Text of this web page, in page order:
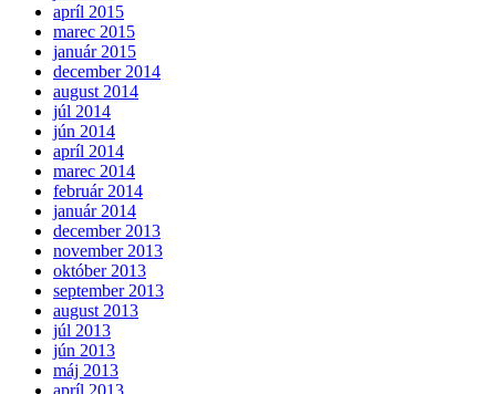
apríl 2015
marec 2015
január 2015
december 2014
august 2014
júl 2014
jún 2014
apríl 2014
marec 2014
február 2014
január 2014
december 2013
november 2013
október 2013
september 2013
august 2013
júl 2013
jún 2013
máj 2013
apríl 2013